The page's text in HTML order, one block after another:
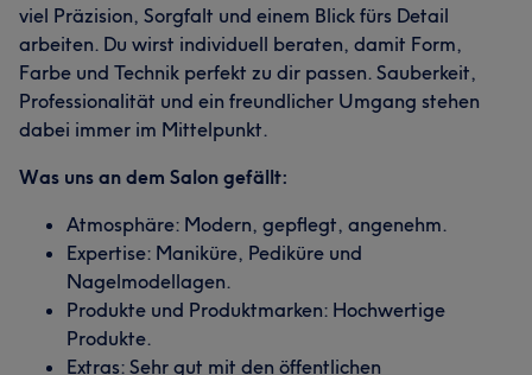
viel Präzision, Sorgfalt und einem Blick fürs Detail
arbeiten. Du wirst individuell beraten, damit Form,
Farbe und Technik perfekt zu dir passen. Sauberkeit,
Professionalität und ein freundlicher Umgang stehen
dabei immer im Mittelpunkt.
Was uns an dem Salon gefällt:
Atmosphäre: Modern, gepflegt, angenehm.
Expertise: Maniküre, Pediküre und
Nagelmodellagen.
Produkte und Produktmarken: Hochwertige
Produkte.
Extras: Sehr gut mit den öffentlichen